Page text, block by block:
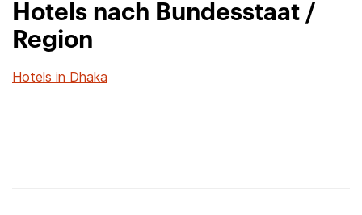
Hotels nach Bundesstaat /
Region
Hotels in Dhaka